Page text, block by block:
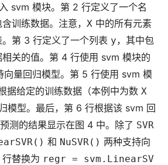
svm 模块。第 2 行定义了一个名
训练数据。注意， X 中的所有元素
第 3 行定义了一个列表 y，其中包
相关的值。第 4 行使用 svm 模块的
向量回归模型。第 5 行使用 svm 模
据给定的训练数据（本例中为数 X
模型。最后，第 6 行根据该 svm 回
测的结果显示在图 4 中。除了 SVR
和 NuSVR() 两种支持向
替换为 regr = svm.LinearSV